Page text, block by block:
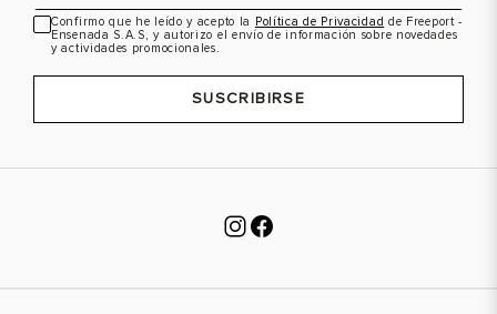
Confirmo que he leído y acepto la Política de Privacidad de Freeport -
Ensenada S.A.S, y autorizo el envío de información sobre novedades
y actividades promocionales.
SUSCRIBIRSE